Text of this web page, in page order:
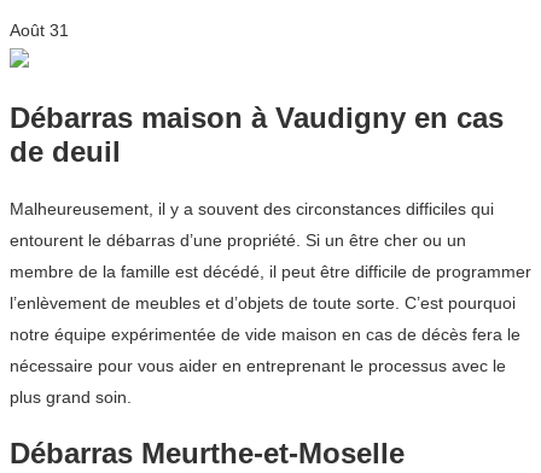
Août 31
Débarras maison à Vaudigny en cas
de deuil
Malheureusement, il y a souvent des circonstances difficiles qui
entourent le débarras d’une propriété. Si un être cher ou un
membre de la famille est décédé, il peut être difficile de programmer
l’enlèvement de meubles et d’objets de toute sorte. C’est pourquoi
notre équipe expérimentée de vide maison en cas de décès fera le
nécessaire pour vous aider en entreprenant le processus avec le
plus grand soin.
Débarras Meurthe-et-Moselle